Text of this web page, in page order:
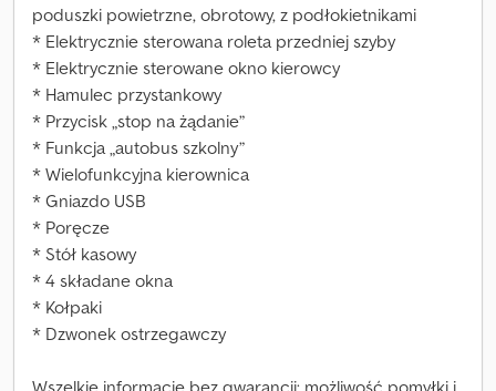
poduszki powietrzne, obrotowy, z podłokietnikami
* Elektrycznie sterowana roleta przedniej szyby
* Elektrycznie sterowane okno kierowcy
* Hamulec przystankowy
* Przycisk „stop na żądanie”
* Funkcja „autobus szkolny”
* Wielofunkcyjna kierownica
* Gniazdo USB
* Poręcze
* Stół kasowy
* 4 składane okna
* Kołpaki
* Dzwonek ostrzegawczy
Wszelkie informacje bez gwarancji; możliwość pomyłki i